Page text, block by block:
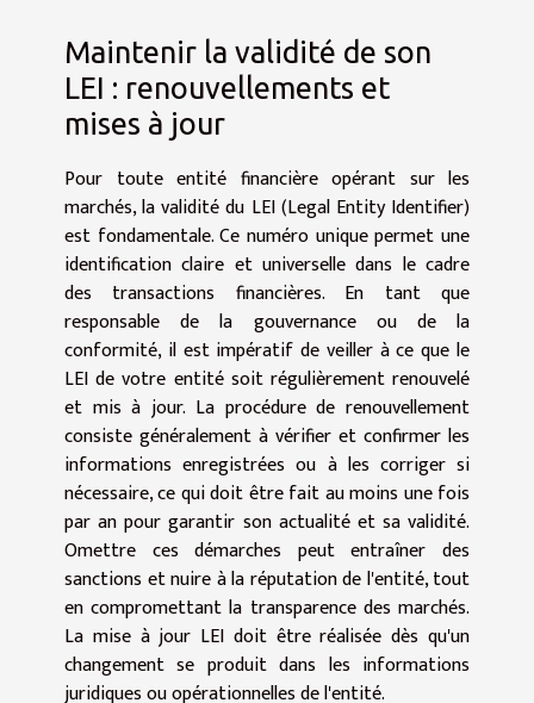
Maintenir la validité de son
LEI : renouvellements et
mises à jour
Pour toute entité financière opérant sur les
marchés, la validité du LEI (Legal Entity Identifier)
est fondamentale. Ce numéro unique permet une
identification claire et universelle dans le cadre
des transactions financières. En tant que
responsable de la gouvernance ou de la
conformité, il est impératif de veiller à ce que le
LEI de votre entité soit régulièrement renouvelé
et mis à jour. La procédure de renouvellement
consiste généralement à vérifier et confirmer les
informations enregistrées ou à les corriger si
nécessaire, ce qui doit être fait au moins une fois
par an pour garantir son actualité et sa validité.
Omettre ces démarches peut entraîner des
sanctions et nuire à la réputation de l'entité, tout
en compromettant la transparence des marchés.
La mise à jour LEI doit être réalisée dès qu'un
changement se produit dans les informations
juridiques ou opérationnelles de l'entité.